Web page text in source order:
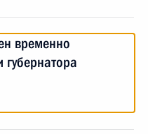
временно